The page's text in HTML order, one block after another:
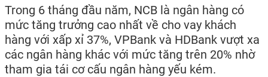
Trong 6 tháng đầu năm, NCB là ngân hàng có
mức tăng trưởng cao nhất về cho vay khách
hàng với xấp xỉ 37%, VPBank và HDBank vượt xa
các ngân hàng khác với mức tăng trên 20% nhờ
tham gia tái cơ cấu ngân hàng yếu kém.